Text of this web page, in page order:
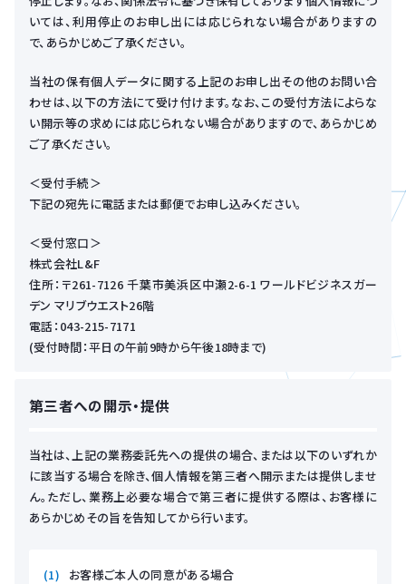
いては、利用停止のお申し出には応じられない場合がありますの
で、あらかじめご了承ください。
当社の保有個人データに関する上記のお申し出その他のお問い合
わせは、以下の方法にて受け付けます。なお、この受付方法によらな
い開示等の求めには応じられない場合がありますので、あらかじめ
ご了承ください。
＜受付手続＞
下記の宛先に電話または郵便でお申し込みください。
＜受付窓口＞
株式会社L&F
住所：〒261-7126 千葉市美浜区中瀬2-6-1 ワールドビジネスガー
デン マリブウエスト26階
電話：043-215-7171
(受付時間：平日の午前9時から午後18時まで)
第三者への開示・提供
当社は、上記の業務委託先への提供の場合、または以下のいずれか
に該当する場合を除き、個人情報を第三者へ開示または提供しませ
ん。ただし、業務上必要な場合で第三者に提供する際は、お客様に
あらかじめその旨を告知してから行います。
お客様ご本人の同意がある場合